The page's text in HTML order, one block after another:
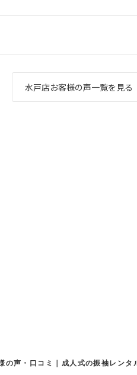
水戸店お客様の声一覧を見る
の声・口コミ｜成人式の振袖レンタ